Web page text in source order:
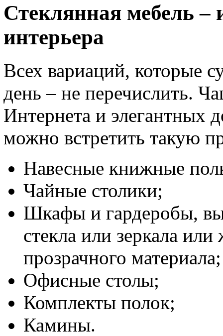
Стеклянная мебель –
интерьера
Всех вариаций, которые
день – не перечислить.
Интернета и элегантных
можно встретить такую
Навесные книжные
Чайные столики;
Шкафы и гардеробы,
стекла или зеркала
прозрачного материала;
Офисные столы;
Комплекты полок;
Камины.